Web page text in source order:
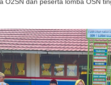
O2SN dan peserta lomba OSN